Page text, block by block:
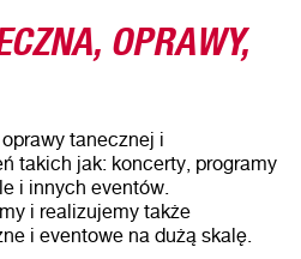
OPRAWY,
tanecznej i
takich jak: koncerty, programy
i innych eventów.
i realizujemy także
i eventowe na dużą skalę.